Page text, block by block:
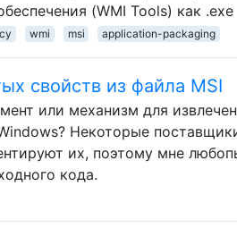
(WMI Tools) как .exe
wmi msi application-packaging
свойств из файла MSI
или механизм для
Некоторые
их, поэтому мне
кода.